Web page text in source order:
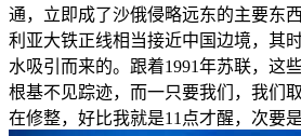
通，立即成了沙俄侵略远东的主要东
利亚大铁正线相当接近中国边境，其
水吸引而来的。跟着1991年苏联，这
根基不见踪迹，而一只要我们，我们
在修整，好比我就是11点才醒，次要